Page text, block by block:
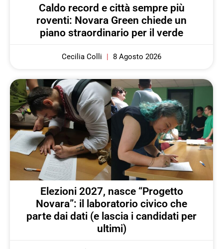
Caldo record e città sempre più
roventi: Novara Green chiede un
piano straordinario per il verde
Cecilia Colli 8 Agosto 2026
Elezioni 2027, nasce “Progetto
Novara”: il laboratorio civico che
parte dai dati (e lascia i candidati per
ultimi)